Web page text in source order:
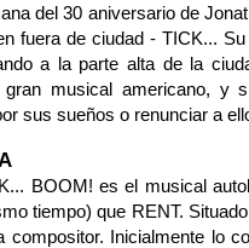
del 30 aniversario de
fuera de ciudad - TICK...
a la parte alta de la
musical americano, y
sus sueños o renunciar a
BOOM! es el musical
tiempo) que RENT.
compositor. Inicialmente lo